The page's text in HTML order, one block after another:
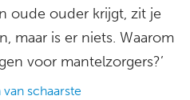
oude ouder krijgt, zit je
maar is er niets. Waarom
voor mantelzorgers?’
schaarste